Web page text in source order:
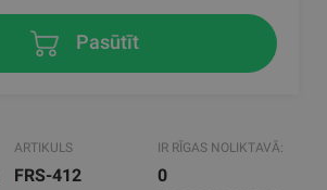
Pasūtīt
ARTIKULS
FRS-412
IR RĪGAS NOLIKTAVĀ:
0